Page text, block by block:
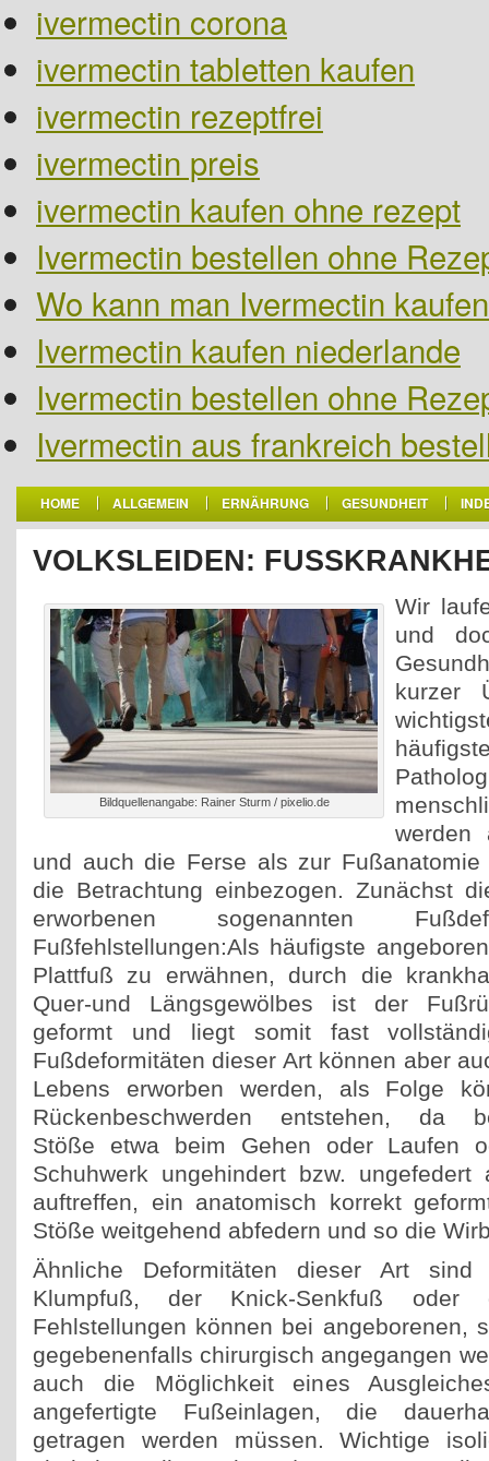
ivermectin corona
ivermectin tabletten kaufen
ivermectin rezeptfrei
ivermectin preis
ivermectin kaufen ohne rezept
Ivermectin bestellen ohne
Wo kann man Ivermectin kaufen
Ivermectin kaufen niederlande
Ivermectin bestellen ohne
Ivermectin aus frankreich
HOME ALLGEMEIN ERNÄHRUNG GESUNDHEIT
VOLKSLEIDEN:
Bildquellenangabe: Rainer Sturm / pixelio.de
Wir
und
kurzer
werden
und auch die Ferse als zur
die Betrachtung einbezogen. Zunächst
erworbenen sogenannten
Fußfehlstellungen:Als häufigste
Plattfuß zu erwähnen, durch die
Quer-und Längsgewölbes ist der
geformt und liegt somit fast
Fußdeformitäten dieser Art können aber
Lebens erworben werden, als Folge
Rückenbeschwerden entstehen, da
Stöße etwa beim Gehen oder Laufen
Schuhwerk ungehindert bzw.
auftreffen, ein anatomisch korrekt
Stöße weitgehend abfedern und so die
Ähnliche Deformitäten dieser Art sind
Klumpfuß, der Knick-Senkfuß oder
Fehlstellungen können bei angeborenen,
gegebenenfalls chirurgisch angegangen
auch die Möglichkeit eines
angefertigte Fußeinlagen, die
getragen werden müssen. Wichtige